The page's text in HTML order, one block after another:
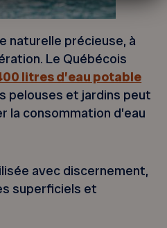
naturelle précieuse, à
Le Québécois
litres d’eau potable
pelouses et jardins peut
la consommation d’eau
avec discernement,
superficiels et